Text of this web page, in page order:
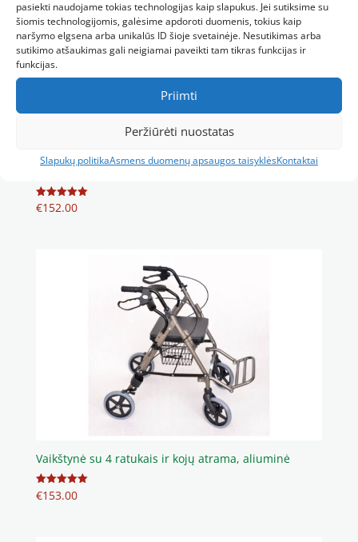
pasiekti naudojame tokias technologijas kaip slapukus. Jei sutiksime su
šiomis technologijomis, galėsime apdoroti duomenis, tokius kaip
naršymo elgsena arba unikalūs ID šioje svetainėje. Nesutikimas arba
sutikimo atšaukimas gali neigiamai paveikti tam tikras funkcijas ir
funkcijas.
Priimti
Peržiūrėti nuostatas
Slapukų politikaAsmens duomenų apsaugos taisyklėsKontaktai
Lauko vaikštynė su 4 ratukais Fargo
Įvertinimas:
5.00
€152.00
Vaikštynė su 4 ratukais ir kojų atrama, aliuminė
Įvertinimas:
5.00
€153.00